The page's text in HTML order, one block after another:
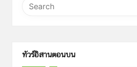
ทัวร์อิสานตอนบน